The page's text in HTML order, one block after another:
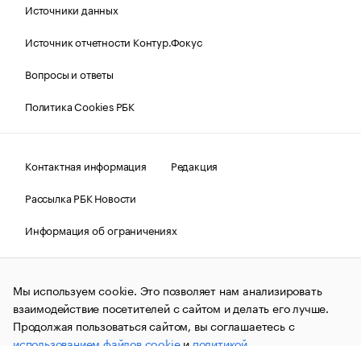
Источники данных
Источник отчетности Контур.Фокус
Вопросы и ответы
Политика Cookies РБК
Контактная информация
Редакция
Рассылка РБК Новости
Информация об ограничениях
Правовая информация
О соблюдении авторских прав
© АО «РОСБИЗНЕСКОНСАЛТИНГ»,1995–2026.Сообщения
и материалы информационного агентства «РБК»
(зарегистрировано Федеральной службой по надзору в сфере
связи, информационных технологий и массовых
Мы используем cookie. Это позволяет нам анализировать
взаимодействие посетителей с сайтом и делать его лучше.
Продолжая пользоваться сайтом, вы соглашаетесь с